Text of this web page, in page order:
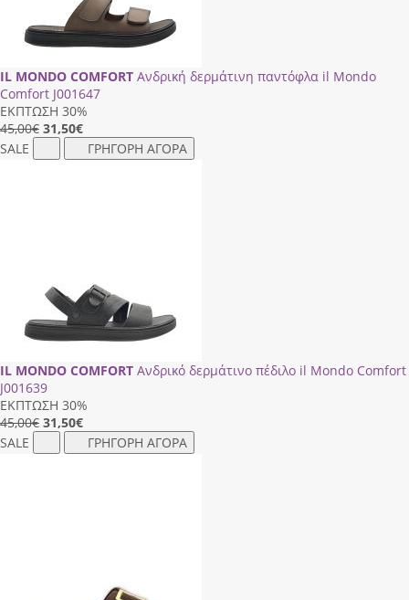
IL MONDO COMFORT Ανδρική δερμάτινη παντόφλα il Mondo
Comfort J001647
ΕΚΠΤΩΣΗ 30%
45,00€ 31,50€
SALE
ΓΡΗΓΟΡΗ ΑΓΟΡΑ
IL MONDO COMFORT Ανδρικό δερμάτινο πέδιλο il Mondo Comfort
J001639
ΕΚΠΤΩΣΗ 30%
45,00€ 31,50€
SALE
ΓΡΗΓΟΡΗ ΑΓΟΡΑ